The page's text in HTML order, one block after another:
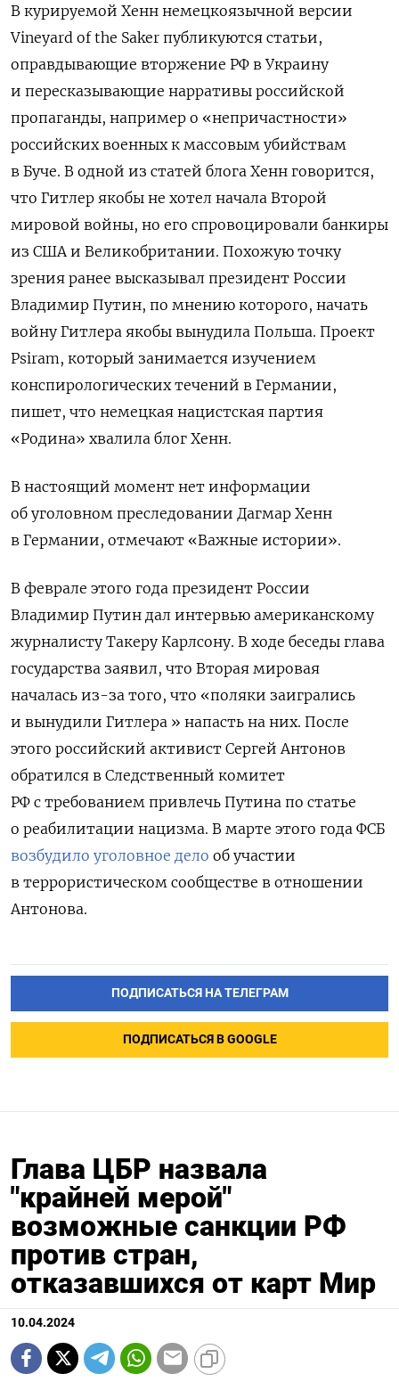
В курируемой Хенн немецкоязычной версии
Vineyard of the Saker публикуются статьи,
оправдывающие вторжение РФ в Украину
и пересказывающие нарративы российской
пропаганды, например о «непричастности»
российских военных к массовым убийствам
в Буче. В одной из статей блога Хенн говорится,
что Гитлер якобы не хотел начала Второй
мировой войны, но его спровоцировали банкиры
из США и Великобритании. Похожую точку
зрения ранее высказывал президент России
Владимир Путин, по мнению которого, начать
войну Гитлера якобы вынудила Польша. Проект
Psiram, который занимается изучением
конспирологических течений в Германии,
пишет, что немецкая нацистская партия
«Родина» хвалила блог Хенн.
В настоящий момент нет информации
об уголовном преследовании Дагмар Хенн
в Германии, отмечают «Важные истории».
В феврале этого года президент России
Владимир Путин дал интервью американскому
журналисту Такеру Карлсону. В ходе беседы глава
государства заявил, что Вторая мировая
началась из-за того, что «поляки заигрались
и вынудили Гитлера » напасть на них. После
этого российский активист Сергей Антонов
обратился в Следственный комитет
РФ с требованием привлечь Путина по статье
о реабилитации нацизма. В марте этого года ФСБ
возбудило уголовное дело об участии
в террористическом сообществе в отношении
Антонова.
ПОДПИСАТЬСЯ НА ТЕЛЕГРАМ
ПОДПИСАТЬСЯ В GOOGLE
Глава ЦБР назвала
"крайней мерой"
возможные санкции РФ
против стран,
отказавшихся от карт Мир
10.04.2024